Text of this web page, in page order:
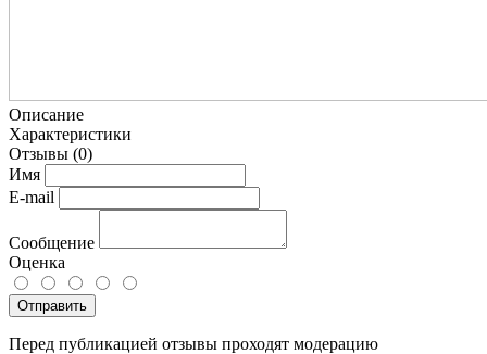
Описание
Характеристики
Отзывы (0)
Имя
E-mail
Сообщение
Оценка
Отправить
Перед публикацией отзывы проходят модерацию